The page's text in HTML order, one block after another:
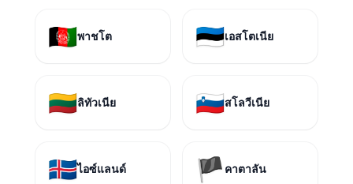
🇦🇫พาชโต 🇪🇪เอสโตเนีย
🇱🇹ลิทัวเนีย 🇸🇮สโลวีเนีย
🇮🇸ไอซ์แลนด์ 🏴 คาตาลัน